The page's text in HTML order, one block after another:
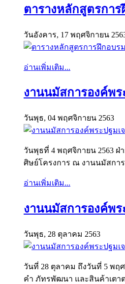
ตารางหลักสูตรการ
วันอังคาร, 17 พฤศจิกายน
อ่านเพิ่มเติม...
งานนมัสการองค์พร
วันพุธ, 04 พฤศจิกายน 2563
วันพุธที่ 4 พฤศจิกายน 2563
ศิษย์โครงการ ณ งานนมัสการ
อ่านเพิ่มเติม...
งานนมัสการองค์พร
วันพุธ, 28 ตุลาคม 2563
วันที่ 28 ตุลาคม ถึงวันที่ 5 พ
คำ ภัทรพัฒนา และสินค้าเตา